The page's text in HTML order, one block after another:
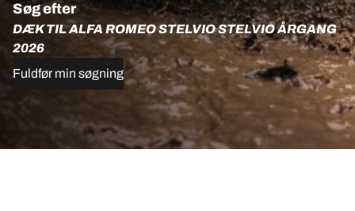
Søg efter
DÆK TIL ALFA ROMEO STELVIO STELVIO ÅRGANG
2026
Fuldfør min søgning